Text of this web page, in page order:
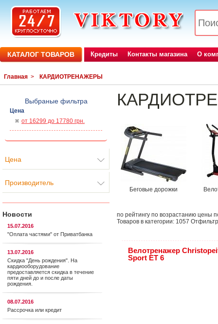
КАТАЛОГ ТОВАРОВ Кредиты Контакты магазина О
Главная > КАРДИОТРЕНАЖЕРЫ
Выбраные фильтра
Цена
от 16299 до 17780 грн.
Цена
Производитель
Новости
15.07.2016
"Оплата частями" от Приватбанка
13.07.2016
Скидка "День рождения". На
кардиооборудование
предоставляется cкидка в течение
пяти дней до и после даты
рождения.
08.07.2016
Рассрочка или кредит
Беговые дорожки
по рейтингу по возрастанию цены
Товаров в категории: 1057
Велотренажер
Sport ET 6